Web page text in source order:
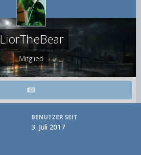
LiorTheBear
Mitglied
BENUTZER SEIT
3. Juli 2017